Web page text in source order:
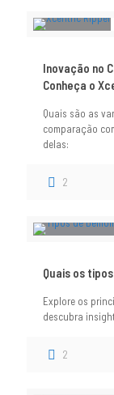
Inovação no
Conheça o
Quais são as
comparação
delas:
2
Quais os
Explore os
descubra
2